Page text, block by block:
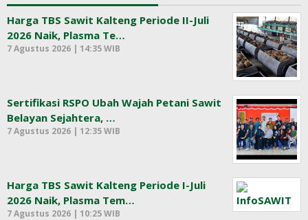
Harga TBS Sawit Kalteng Periode II-Juli
2026 Naik, Plasma Te…
7 Agustus 2026 | 14:35 WIB
Sertifikasi RSPO Ubah Wajah Petani Sawit
Belayan Sejahtera, …
7 Agustus 2026 | 12:35 WIB
Harga TBS Sawit Kalteng Periode I-Juli
2026 Naik, Plasma Tem…
7 Agustus 2026 | 10:25 WIB